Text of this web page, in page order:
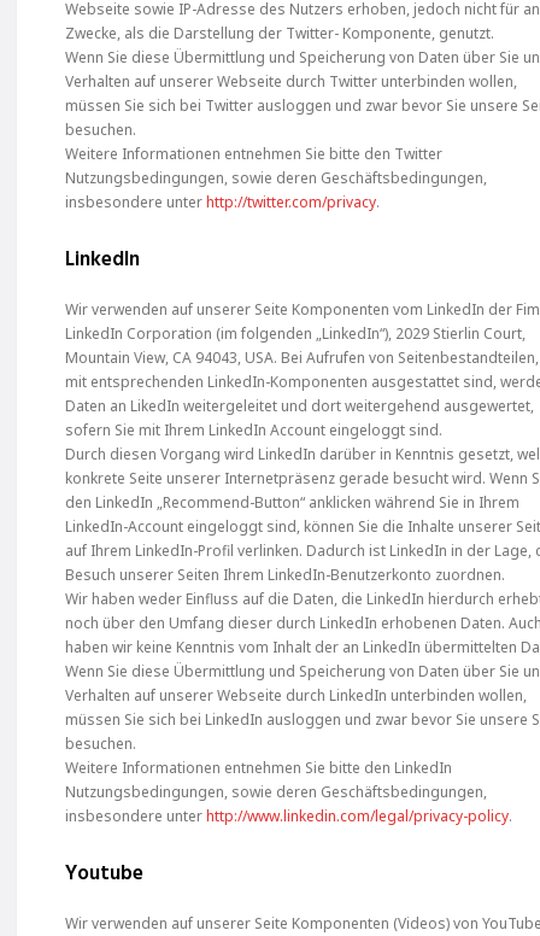
Webseite sowie IP-Adresse des Nutzers erhoben, jedoch nicht für
Zwecke, als die Darstellung der Twitter- Komponente, genutzt.
Wenn Sie diese Übermittlung und Speicherung von Daten über Sie
Verhalten auf unserer Webseite durch Twitter unterbinden wollen,
müssen Sie sich bei Twitter ausloggen und zwar bevor Sie unsere
besuchen.
Weitere Informationen entnehmen Sie bitte den Twitter
Nutzungsbedingungen, sowie deren Geschäftsbedingungen,
insbesondere unterhttp://twitter.com/privacy.
LinkedIn
Wir verwenden auf unserer Seite Komponenten vom LinkedIn der
LinkedIn Corporation (im folgenden „LinkedIn“), 2029 Stierlin Court,
Mountain View, CA 94043, USA. Bei Aufrufen von
mit entsprechenden LinkedIn-Komponenten ausgestattet sind,
Daten an LikedIn weitergeleitet und dort weitergehend ausgewertet,
sofern Sie mit Ihrem LinkedIn Account eingeloggt sind.
Durch diesen Vorgang wird LinkedIn darüber in Kenntnis gesetzt,
konkrete Seite unserer Internetpräsenz gerade besucht wird. Wenn
den LinkedIn „Recommend-Button“ anklicken während Sie in Ihrem
LinkedIn-Account eingeloggt sind, können Sie die Inhalte unserer
auf Ihrem LinkedIn-Profil verlinken. Dadurch ist LinkedIn in der Lage,
Besuch unserer Seiten Ihrem LinkedIn-Benutzerkonto zuordnen.
Wir haben weder Einfluss auf die Daten, die LinkedIn hierdurch
noch über den Umfang dieser durch LinkedIn erhobenen Daten.
haben wir keine Kenntnis vom Inhalt der an LinkedIn übermittelten
Wenn Sie diese Übermittlung und Speicherung von Daten über Sie
Verhalten auf unserer Webseite durch LinkedIn unterbinden wollen,
müssen Sie sich bei LinkedIn ausloggen und zwar bevor Sie unsere
besuchen.
Weitere Informationen entnehmen Sie bitte den LinkedIn
Nutzungsbedingungen, sowie deren Geschäftsbedingungen,
insbesondere unterhttp://www.linkedin.com/legal/privacy-policy.
Youtube
Wir verwenden auf unserer Seite Komponenten (Videos) von